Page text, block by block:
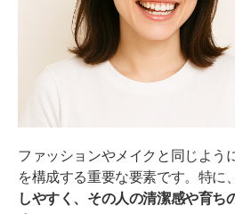
ない
特徴②：八重歯以外の歯並びが
特徴③：歯が白く、虫歯や黄ばみ
さらに「きれい」になりたい
択肢
八重歯をきれいにしたい方は
さい
ファッションやメイクと同じよう
を構成する重要な要素です。特に、
しやすく、その人の清潔感や育ち